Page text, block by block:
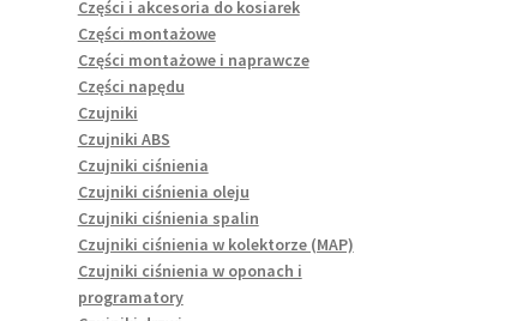
Części i akcesoria do kosiarek
Części montażowe
Części montażowe i naprawcze
Części napędu
Czujniki
Czujniki ABS
Czujniki ciśnienia
Czujniki ciśnienia oleju
Czujniki ciśnienia spalin
Czujniki ciśnienia w kolektorze (MAP)
Czujniki ciśnienia w oponach i
programatory